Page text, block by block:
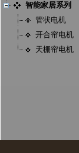
智能家居系列
管状电机
开合帘电机
天棚帘电机